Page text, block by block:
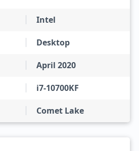
Intel
Desktop
April 2020
i7-10700KF
Comet Lake